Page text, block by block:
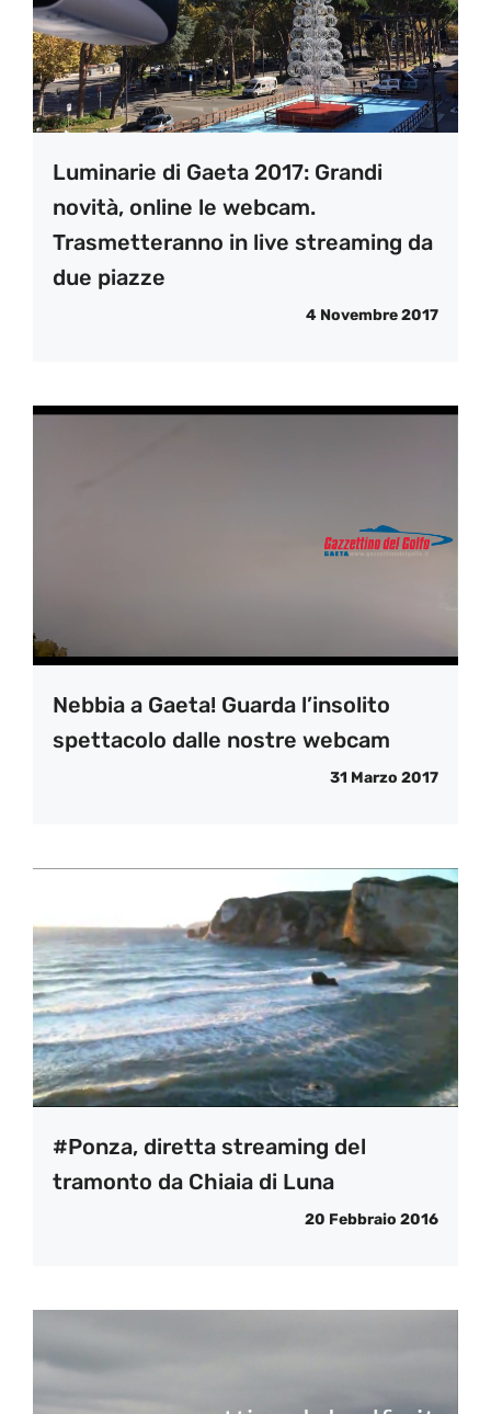
Luminarie di Gaeta 2017: Grandi
novità, online le webcam.
Trasmetteranno in live streaming da
due piazze
4 Novembre 2017
Nebbia a Gaeta! Guarda l’insolito
spettacolo dalle nostre webcam
31 Marzo 2017
#Ponza, diretta streaming del
tramonto da Chiaia di Luna
20 Febbraio 2016